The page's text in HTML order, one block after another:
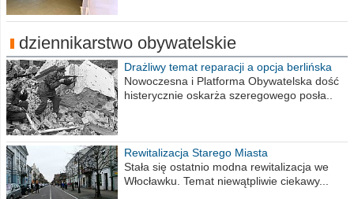
dziennikarstwo obywatelskie
Drażliwy temat reparacji a opcja berlińska
Nowoczesna i Platforma Obywatelska dość
histerycznie oskarża szeregowego posła..
Rewitalizacja Starego Miasta
Stała się ostatnio modna rewitalizacja we
Włocławku. Temat niewątpliwie ciekawy...